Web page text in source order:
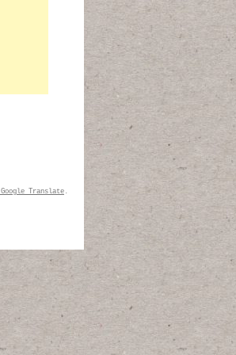
Google Translate .